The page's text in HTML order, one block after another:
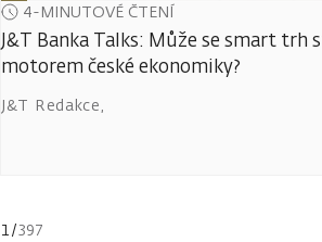
4-MINUTOVÉ ČTENÍ
J&T Banka Talks: Může se smart trh
motorem české ekonomiky?
J&T Redakce,
1/397